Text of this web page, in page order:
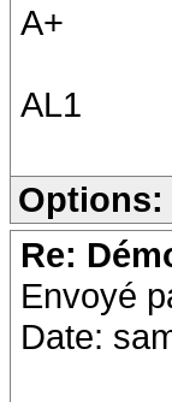
A+
AL1
Options:
Re:
Envoyé
Date: